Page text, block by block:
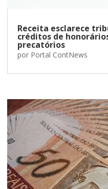
Receita esclarece
créditos de
precatórios
por Portal ContNews